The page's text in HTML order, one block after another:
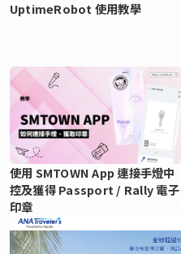
UptimeRobot 使用教學
使用 SMTOWN App 連接手燈中
控及獲得 Passport / Rally 電子
印章